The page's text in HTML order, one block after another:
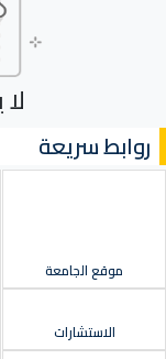
روابط سريعة
موقع الجامعة
الاستشارات